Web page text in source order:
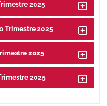
2025
Trimestre 2025
2025
2025